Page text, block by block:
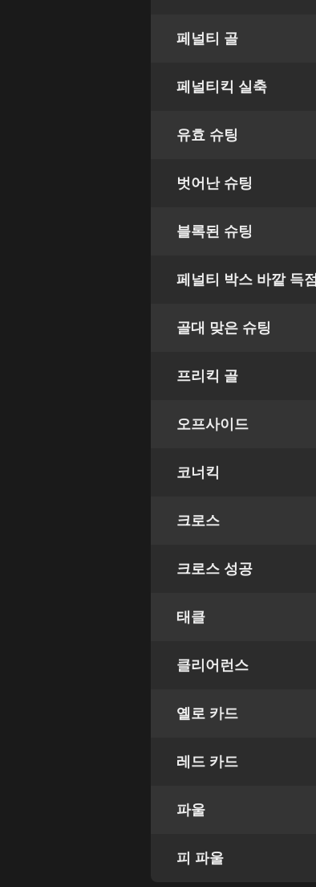
페널티 골
페널티킥 실축
유효 슈팅
벗어난 슈팅
블록된 슈팅
페널티 박스 바깥 득점
골대 맞은 슈팅
프리킥 골
오프사이드
코너킥
크로스
크로스 성공
태클
클리어런스
옐로 카드
레드 카드
파울
피 파울